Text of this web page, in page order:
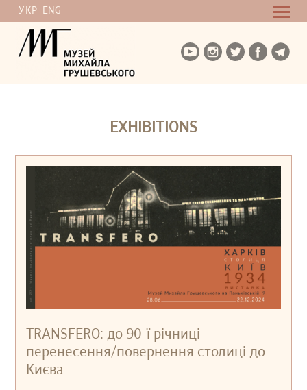
УКР ENG
EXHIBITIONS
TRANSFERO: до 90-ї річниці
перенесення/повернення столиці до
Києва